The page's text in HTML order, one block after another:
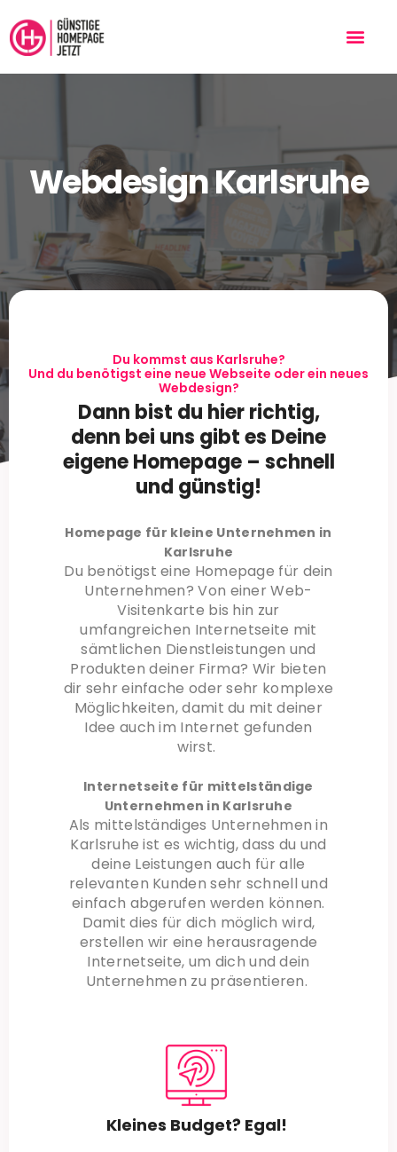
Webdesign Karlsruhe
Du kommst aus Karlsruhe?
Und du benötigst eine neue Webseite oder ein neues
Webdesign?
Dann bist du hier richtig,
denn bei uns gibt es Deine
eigene Homepage – schnell
und günstig!
Homepage für kleine Unternehmen in
Karlsruhe
Du benötigst eine Homepage für dein
Unternehmen? Von einer Web-
Visitenkarte bis hin zur
umfangreichen Internetseite mit
sämtlichen Dienstleistungen und
Produkten deiner Firma? Wir bieten
dir sehr einfache oder sehr komplexe
Möglichkeiten, damit du mit deiner
Idee auch im Internet gefunden
wirst.
Internetseite für mittelständige
Unternehmen in Karlsruhe
Als mittelständiges Unternehmen in
Karlsruhe ist es wichtig, dass du und
deine Leistungen auch für alle
relevanten Kunden sehr schnell und
einfach abgerufen werden können.
Damit dies für dich möglich wird,
erstellen wir eine herausragende
Internetseite, um dich und dein
Unternehmen zu präsentieren.
Kleines Budget? Egal!